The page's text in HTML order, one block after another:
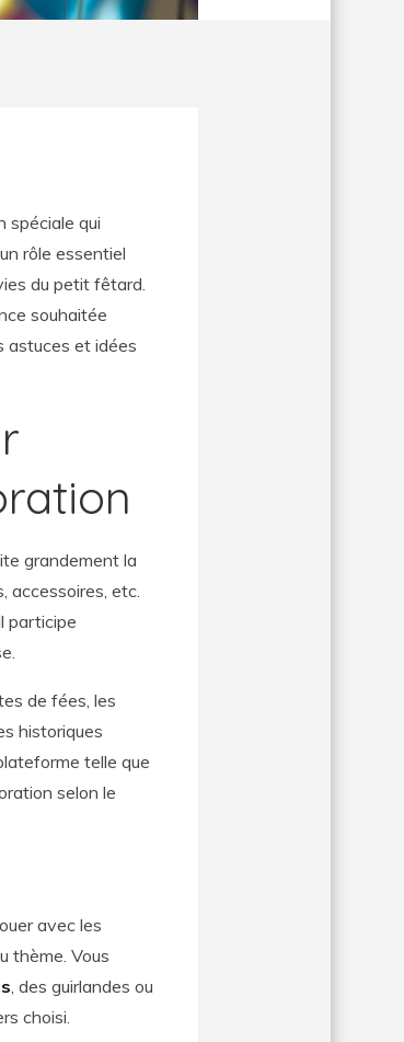
spéciale qui
rôle essentiel
du petit fêtard.
souhaitée
astuces et idées
grandement la
accessoires, etc.
participe
de fées, les
historiques
telle que
selon le
avec les
thème. Vous
, des guirlandes ou
choisi.